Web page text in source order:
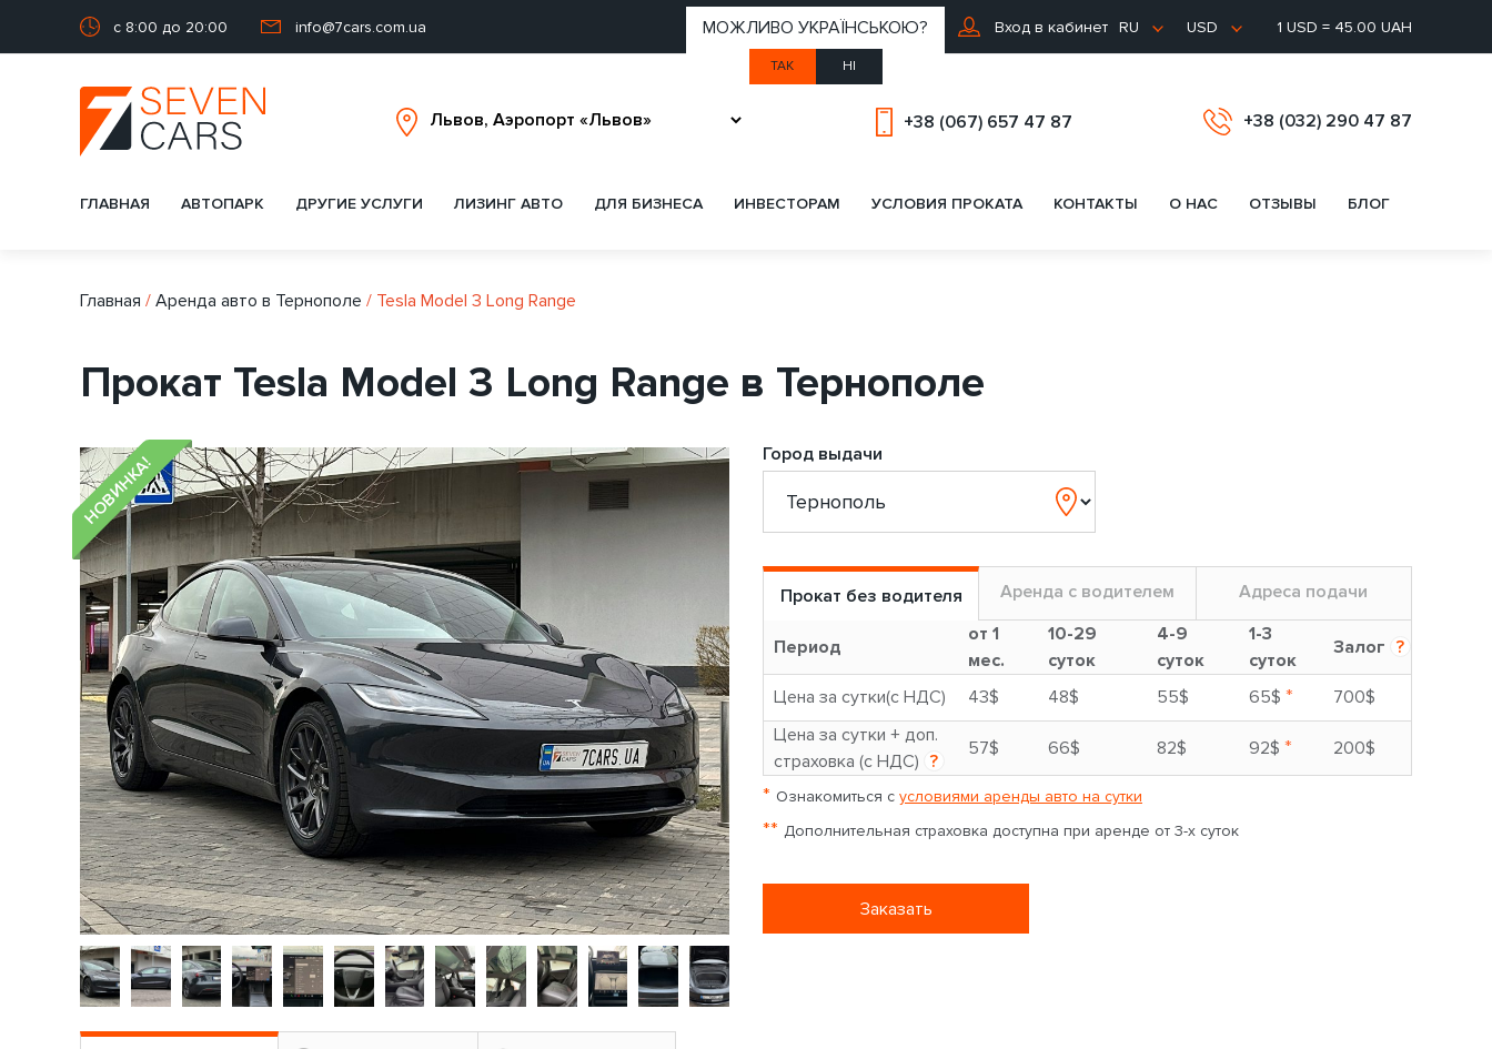
с 8:00 до 20:00 info@7cars.com.ua Вход в кабинет RU
МОЖЛИВО УКРАЇНСЬКОЮ?
ТАК НІ
USD 1 USD = 45.00 UAH
+38 (067) 657 47 87 +38 (032) 290 47 87
ГЛАВНАЯ АВТОПАРК ДРУГИЕ УСЛУГИ ЛИЗИНГ АВТО ДЛЯ БИЗНЕСА ИНВЕСТОРАМ УСЛОВИЯ ПРОКАТА КОНТАКТЫ О НАС ОТЗЫВЫ БЛОГ
Главная / Аренда авто в Тернополе / Tesla Model 3 Long Range
Прокат Tesla Model 3 Long Range в Тернополе
НОВИНКА! Город выдачи
Прокат без водителя Аренда с водителем Адреса подачи
Период
от 1
мес.
10-29
суток
4-9
суток
1-3
суток
Залог ?
Цена за сутки(с НДС) 43$ 48$ 55$ 65$ *
700$
Цена за сутки + доп.
страховка (с НДС) ?
57$ 66$ 82$ 92$ * 200$
* Ознакомиться с условиями аренды авто на сутки
** Дополнительная страховка доступна при аренде от 3-х суток
Заказать